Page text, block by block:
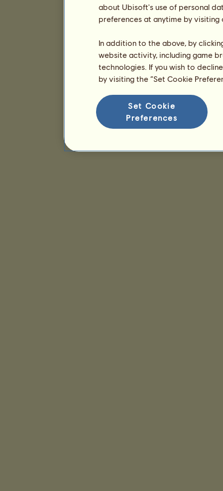
about Ubisoft's use of personal
preferences at anytime by
In addition to the above, by
website activity, including game
technologies. If you wish to
by visiting the “Set Cookie
Set Cookie
Preferences